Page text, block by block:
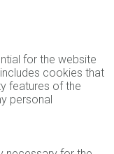
for the website
cookies that
features of the
personal